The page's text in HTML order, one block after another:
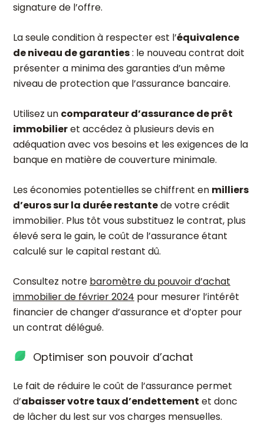
signature de l’offre.
La seule condition à respecter est l’équivalence
de niveau de garanties: le nouveau contrat doit
présenter a minima des garanties d’un même
niveau de protection que l’assurance bancaire.
Utilisez un comparateur d’assurance de prêt
immobilieret accédez à plusieurs devis en
adéquation avec vos besoins et les exigences de la
banque en matière de couverture minimale.
Les économies potentielles se chiffrent en milliers
d’euros sur la durée restantede votre crédit
immobilier. Plus tôt vous substituez le contrat, plus
élevé sera le gain, le coût de l’assurance étant
calculé sur le capital restant dû.
Consultez notre baromètre du pouvoir d’achat
immobilier de février 2024 pour mesurer l’intérêt
financier de changer d’assurance et d’opter pour
un contrat délégué.
Optimiser son pouvoir d’achat
Le fait de réduire le coût de l’assurance permet
d’abaisser votre taux d’endettement et donc
de lâcher du lest sur vos charges mensuelles.